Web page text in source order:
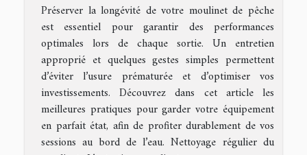
Préserver la longévité de votre moulinet de pêche
est essentiel pour garantir des performances
optimales lors de chaque sortie. Un entretien
approprié et quelques gestes simples permettent
d’éviter l’usure prématurée et d’optimiser vos
investissements. Découvrez dans cet article les
meilleures pratiques pour garder votre équipement
en parfait état, afin de profiter durablement de vos
sessions au bord de l’eau. Nettoyage régulier du